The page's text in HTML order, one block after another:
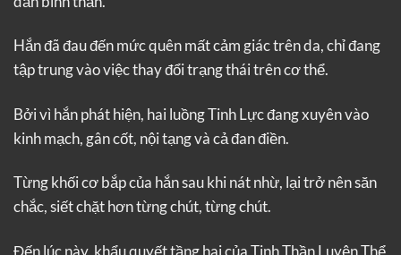
Hắn đã đau đến mức quên mất cảm giác trên da, chỉ đang
tập trung vào việc thay đổi trạng thái trên cơ thể.
Bởi vì hắn phát hiện, hai luồng Tinh Lực đang xuyên vào
kinh mạch, gân cốt, nội tạng và cả đan điền.
Từng khối cơ bắp của hắn sau khi nát nhừ, lại trở nên săn
chắc, siết chặt hơn từng chút, từng chút.
Đến lúc này, khẩu quyết tầng hai của Tinh Thần Luyện Thể